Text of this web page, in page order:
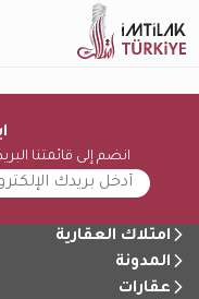
انضم إلى قائمتنا
امتلاك العقارية
المدونة
عقارات